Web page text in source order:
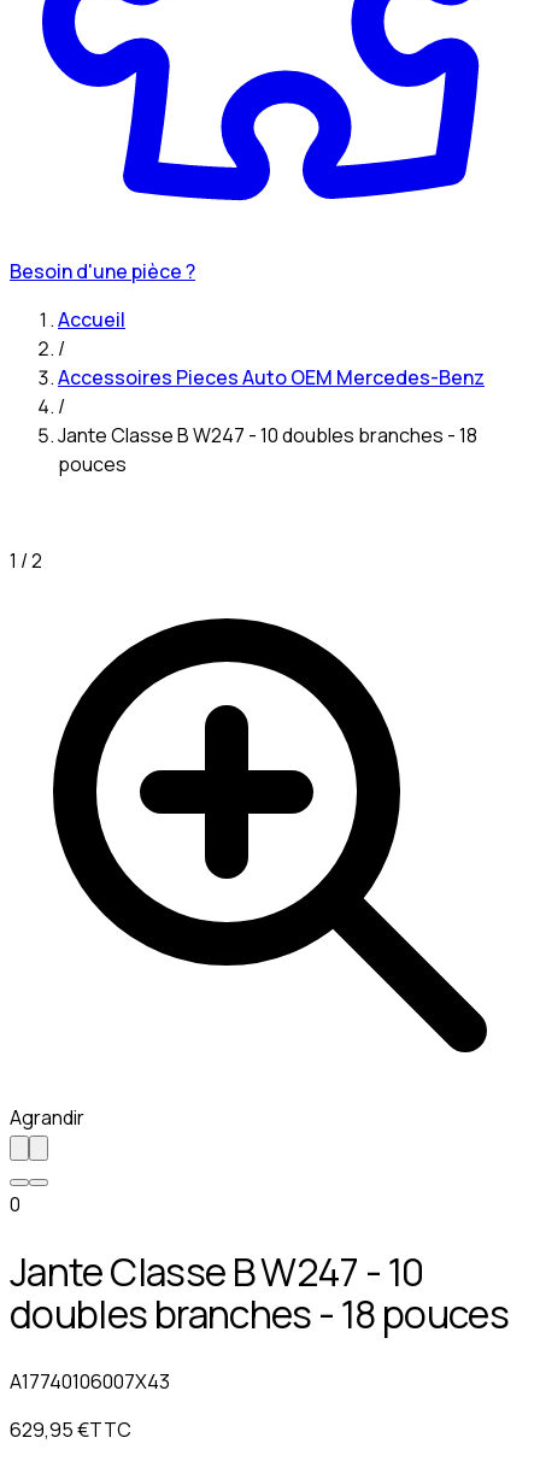
Besoin d'une pièce ?
Accueil
/
Accessoires Pieces Auto OEM Mercedes-Benz
/
Jante Classe B W247 - 10 doubles branches - 18
pouces
1 /2
Agrandir
0
Jante Classe B W247 - 10
doubles branches - 18 pouces
A17740106007X43
629,95 €TTC